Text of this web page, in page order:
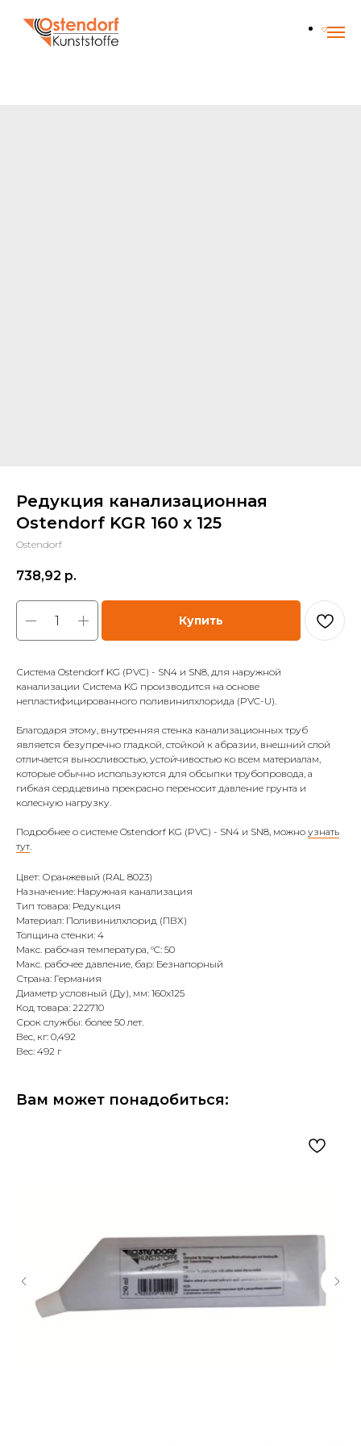
Редукция канализационная
Ostendorf KGR 160 x 125
Ostendorf
738,92 р.
Купить
Система Ostendorf KG (PVC) - SN4 и SN8, для наружной
канализации Система KG производится на основе
непластифицированного поливинилхлорида (PVC-U).
Благодаря этому, внутренняя стенка канализационных труб
является безупречно гладкой, стойкой к абразии, внешний слой
отличается выносливостью, устойчивостью ко всем материалам,
которые обычно используются для обсыпки трубопровода, а
гибкая сердцевина прекрасно переносит давление грунта и
колесную нагрузку.
Подробнее о системе Ostendorf KG (PVC) - SN4 и SN8, можно узнать
тут.
Цвет: Оранжевый (RAL 8023)
Назначение: Наружная канализация
Тип товара: Редукция
Материал: Поливинилхлорид (ПВХ)
Толщина стенки: 4
Макс. рабочая температура, °C: 50
Макс. рабочее давление, бар: Безнапорный
Страна: Германия
Диаметр условный (Ду), мм: 160х125
Код товара: 222710
Срок службы: более 50 лет.
Вес, кг: 0,492
Вес: 492 г
Вам может понадобиться: